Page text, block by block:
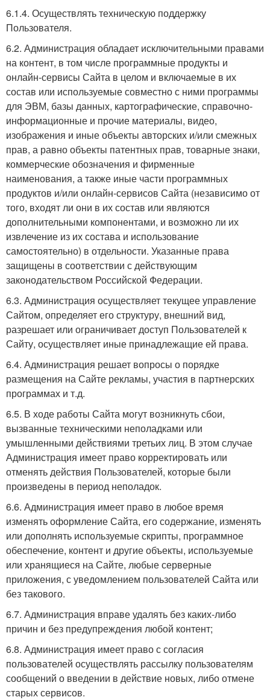
6.1.4. Осуществлять техническую поддержку
Пользователя.
6.2. Администрация обладает исключительными правами
на контент, в том числе программные продукты и
онлайн-сервисы Сайта в целом и включаемые в их
состав или используемые совместно с ними программы
для ЭВМ, базы данных, картографические, справочно-
информационные и прочие материалы, видео,
изображения и иные объекты авторских и/или смежных
прав, а равно объекты патентных прав, товарные знаки,
коммерческие обозначения и фирменные
наименования, а также иные части программных
продуктов и/или онлайн-сервисов Сайта (независимо от
того, входят ли они в их состав или являются
дополнительными компонентами, и возможно ли их
извлечение из их состава и использование
самостоятельно) в отдельности. Указанные права
защищены в соответствии с действующим
законодательством Российской Федерации.
6.3. Администрация осуществляет текущее управление
Сайтом, определяет его структуру, внешний вид,
разрешает или ограничивает доступ Пользователей к
Сайту, осуществляет иные принадлежащие ей права.
6.4. Администрация решает вопросы о порядке
размещения на Сайте рекламы, участия в партнерских
программах и т.д.
6.5. В ходе работы Сайта могут возникнуть сбои,
вызванные техническими неполадками или
умышленными действиями третьих лиц. В этом случае
Администрация имеет право корректировать или
отменять действия Пользователей, которые были
произведены в период неполадок.
6.6. Администрация имеет право в любое время
изменять оформление Сайта, его содержание, изменять
или дополнять используемые скрипты, программное
обеспечение, контент и другие объекты, используемые
или хранящиеся на Сайте, любые серверные
приложения, с уведомлением пользователей Сайта или
без такового.
6.7. Администрация вправе удалять без каких-либо
причин и без предупреждения любой контент;
6.8. Администрация имеет право с согласия
пользователей осуществлять рассылку пользователям
сообщений о введении в действие новых, либо отмене
старых сервисов.